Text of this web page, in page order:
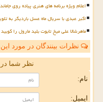
اعلام ویژه برنامه های هنری پیاده روی
اکبر عبدی با سریال ماه عسل باردیگر به
ماهرشالا علی میخ تابوت بلید مارول را
نظرات بینندگان در مورد
نظر شما
نام:
ایمیل: